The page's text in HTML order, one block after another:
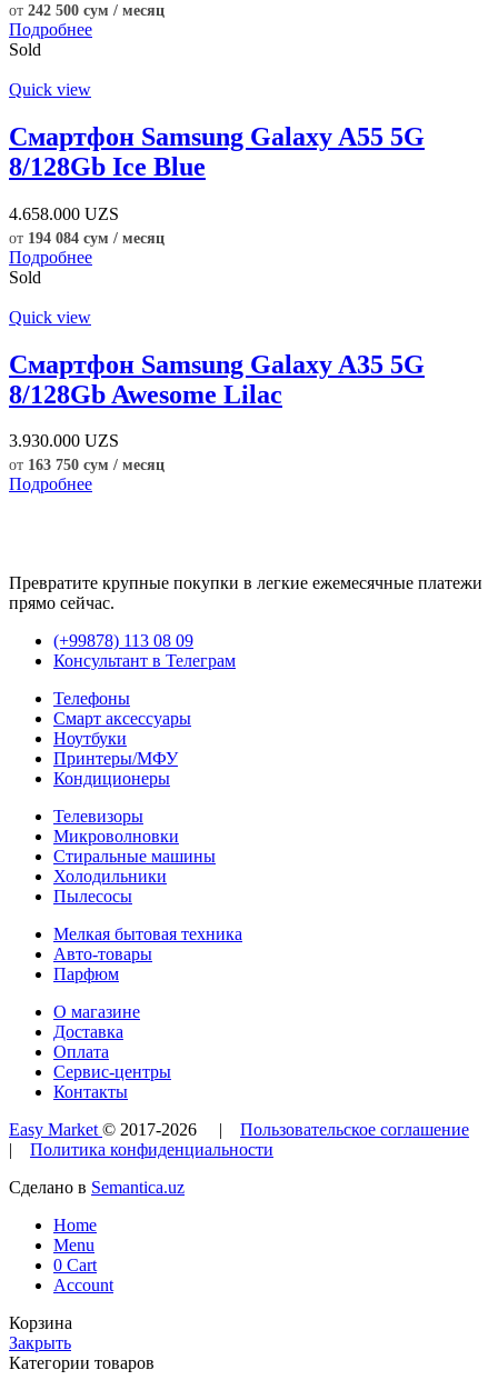
от 242 500 сум / месяц
Подробнее
Sold
Quick view
Смартфон Samsung Galaxy A55 5G
8/128Gb Ice Blue
4.658.000 UZS
от 194 084 сум / месяц
Подробнее
Sold
Quick view
Смартфон Samsung Galaxy A35 5G
8/128Gb Awesome Lilac
3.930.000 UZS
от 163 750 сум / месяц
Подробнее
Превратите крупные покупки в легкие ежемесячные платежи
прямо сейчас.
(+99878) 113 08 09
Консультант в Телеграм
Телефоны
Смарт аксессуары
Ноутбуки
Принтеры/МФУ
Кондиционеры
Телевизоры
Микроволновки
Стиральные машины
Холодильники
Пылесосы
Мелкая бытовая техника
Авто-товары
Парфюм
О магазине
Доставка
Оплата
Сервис-центры
Контакты
Easy Market© 2017-2026
Пользовательское соглашение
Политика конфиденциальности
Сделано в Semantica.uz
Home
Menu
0 Cart
Account
Корзина
Закрыть
Категории товаров